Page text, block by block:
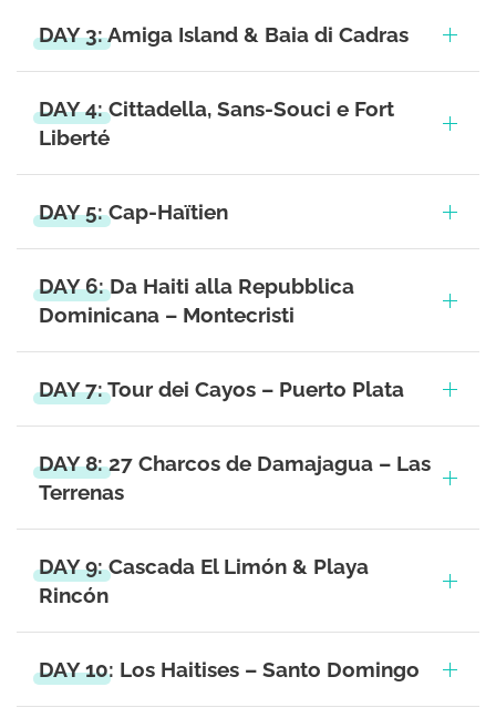
DAY 3: Amiga Island & Baia di Cadras
DAY 4: Cittadella, Sans-Souci e Fort
Liberté
DAY 5: Cap-Haïtien
DAY 6: Da Haiti alla Repubblica
Dominicana – Montecristi
DAY 7: Tour dei Cayos – Puerto Plata
DAY 8: 27 Charcos de Damajagua – Las
Terrenas
DAY 9: Cascada El Limón & Playa
Rincón
DAY 10: Los Haitises – Santo Domingo